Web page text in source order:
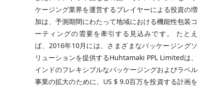
ケージング業界を運営するプレイヤーによる投資の増
加は、予測期間にわたって地域における機能性包装コ
ーティングの需要を牽引する見込みです。 たとえ
ば、2016年10月には、さまざまなパッケージングソ
リューションを提供するHuhtamaki PPL Limitedは、
インドのフレキシブルなパッケージングおよびラベル
事業の拡大のために、US $ 9.0百万を投資する計画を